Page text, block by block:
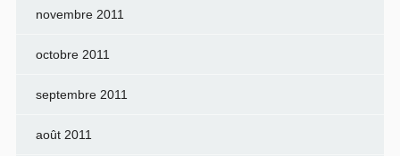
novembre 2011
octobre 2011
septembre 2011
août 2011